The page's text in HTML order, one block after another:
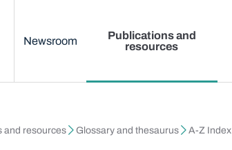
Newsroom
Publications and
resources
and resources Glossary and thesaurus A-Z Index